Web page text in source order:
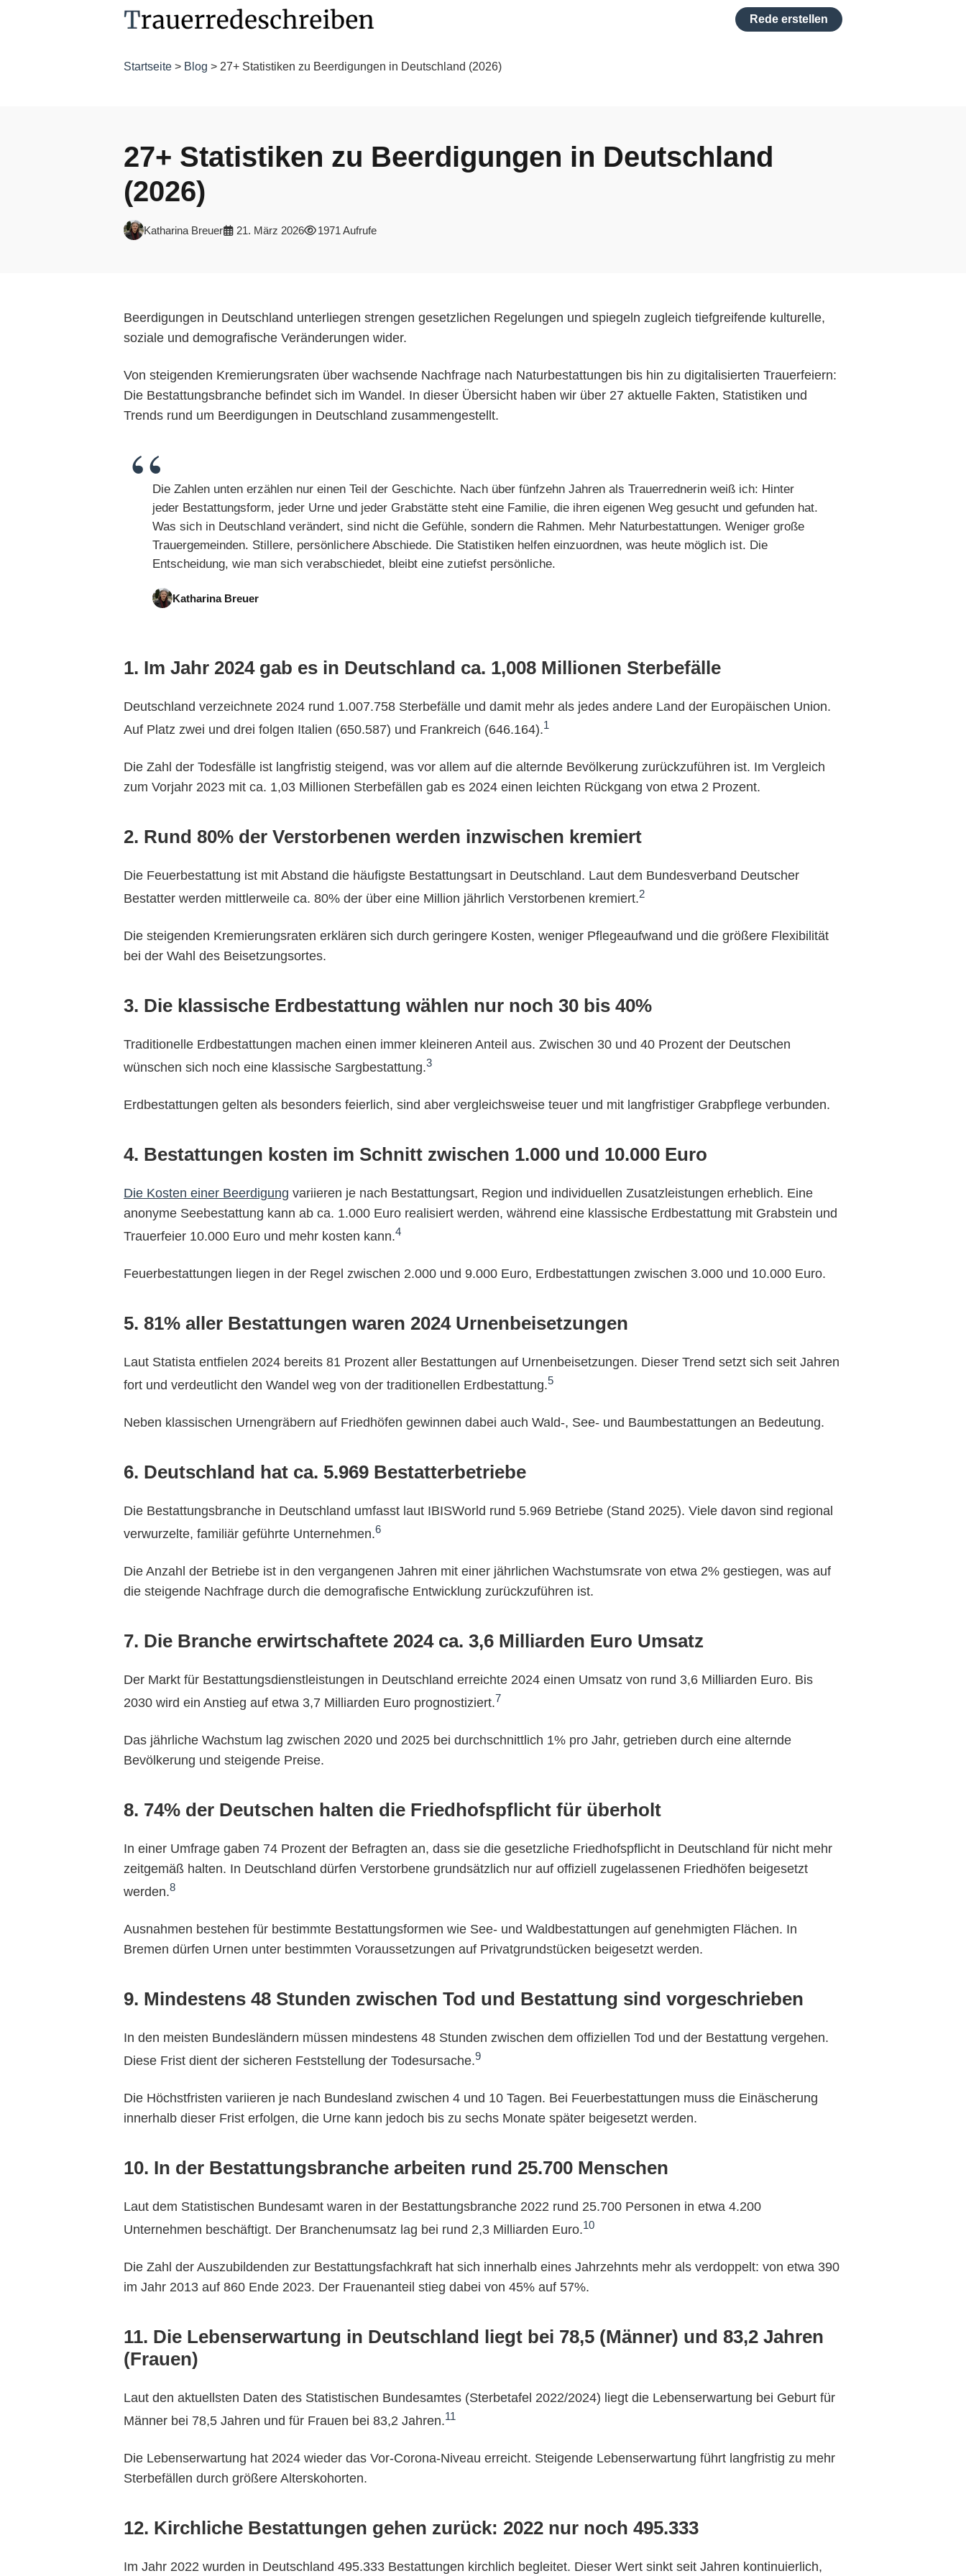
Rede erstellen
Startseite > Blog > 27+ Statistiken zu Beerdigungen in Deutschland (2026)
27+ Statistiken zu Beerdigungen in Deutschland
(2026)
Katharina Breuer 21. März 2026 1971 Aufrufe
Beerdigungen in Deutschland unterliegen strengen gesetzlichen Regelungen und spiegeln zugleich tiefgreifende kulturelle,
soziale und demografische Veränderungen wider.
Von steigenden Kremierungsraten über wachsende Nachfrage nach Naturbestattungen bis hin zu digitalisierten Trauerfeiern:
Die Bestattungsbranche befindet sich im Wandel. In dieser Übersicht haben wir über 27 aktuelle Fakten, Statistiken und
Trends rund um Beerdigungen in Deutschland zusammengestellt.
Die Zahlen unten erzählen nur einen Teil der Geschichte. Nach über fünfzehn Jahren als Trauerrednerin weiß ich: Hinter
jeder Bestattungsform, jeder Urne und jeder Grabstätte steht eine Familie, die ihren eigenen Weg gesucht und gefunden hat.
Was sich in Deutschland verändert, sind nicht die Gefühle, sondern die Rahmen. Mehr Naturbestattungen. Weniger große
Trauergemeinden. Stillere, persönlichere Abschiede. Die Statistiken helfen einzuordnen, was heute möglich ist. Die
Entscheidung, wie man sich verabschiedet, bleibt eine zutiefst persönliche.
Katharina Breuer
1. Im Jahr 2024 gab es in Deutschland ca. 1,008 Millionen Sterbefälle
Deutschland verzeichnete 2024 rund 1.007.758 Sterbefälle und damit mehr als jedes andere Land der Europäischen Union.
Auf Platz zwei und drei folgen Italien (650.587) und Frankreich (646.164).1
Die Zahl der Todesfälle ist langfristig steigend, was vor allem auf die alternde Bevölkerung zurückzuführen ist. Im Vergleich
zum Vorjahr 2023 mit ca. 1,03 Millionen Sterbefällen gab es 2024 einen leichten Rückgang von etwa 2 Prozent.
2. Rund 80% der Verstorbenen werden inzwischen kremiert
Die Feuerbestattung ist mit Abstand die häufigste Bestattungsart in Deutschland. Laut dem Bundesverband Deutscher
Bestatter werden mittlerweile ca. 80% der über eine Million jährlich Verstorbenen kremiert.2
Die steigenden Kremierungsraten erklären sich durch geringere Kosten, weniger Pflegeaufwand und die größere Flexibilität
bei der Wahl des Beisetzungsortes.
3. Die klassische Erdbestattung wählen nur noch 30 bis 40%
Traditionelle Erdbestattungen machen einen immer kleineren Anteil aus. Zwischen 30 und 40 Prozent der Deutschen
wünschen sich noch eine klassische Sargbestattung.3
Erdbestattungen gelten als besonders feierlich, sind aber vergleichsweise teuer und mit langfristiger Grabpflege verbunden.
4. Bestattungen kosten im Schnitt zwischen 1.000 und 10.000 Euro
Die Kosten einer Beerdigung variieren je nach Bestattungsart, Region und individuellen Zusatzleistungen erheblich. Eine
anonyme Seebestattung kann ab ca. 1.000 Euro realisiert werden, während eine klassische Erdbestattung mit Grabstein und
Trauerfeier 10.000 Euro und mehr kosten kann.4
Feuerbestattungen liegen in der Regel zwischen 2.000 und 9.000 Euro, Erdbestattungen zwischen 3.000 und 10.000 Euro.
5. 81% aller Bestattungen waren 2024 Urnenbeisetzungen
Laut Statista entfielen 2024 bereits 81 Prozent aller Bestattungen auf Urnenbeisetzungen. Dieser Trend setzt sich seit Jahren
fort und verdeutlicht den Wandel weg von der traditionellen Erdbestattung.5
Neben klassischen Urnengräbern auf Friedhöfen gewinnen dabei auch Wald-, See- und Baumbestattungen an Bedeutung.
6. Deutschland hat ca. 5.969 Bestatterbetriebe
Die Bestattungsbranche in Deutschland umfasst laut IBISWorld rund 5.969 Betriebe (Stand 2025). Viele davon sind regional
verwurzelte, familiär geführte Unternehmen.6
Die Anzahl der Betriebe ist in den vergangenen Jahren mit einer jährlichen Wachstumsrate von etwa 2% gestiegen, was auf
die steigende Nachfrage durch die demografische Entwicklung zurückzuführen ist.
7. Die Branche erwirtschaftete 2024 ca. 3,6 Milliarden Euro Umsatz
Der Markt für Bestattungsdienstleistungen in Deutschland erreichte 2024 einen Umsatz von rund 3,6 Milliarden Euro. Bis
2030 wird ein Anstieg auf etwa 3,7 Milliarden Euro prognostiziert.7
Das jährliche Wachstum lag zwischen 2020 und 2025 bei durchschnittlich 1% pro Jahr, getrieben durch eine alternde
Bevölkerung und steigende Preise.
8. 74% der Deutschen halten die Friedhofspflicht für überholt
In einer Umfrage gaben 74 Prozent der Befragten an, dass sie die gesetzliche Friedhofspflicht in Deutschland für nicht mehr
zeitgemäß halten. In Deutschland dürfen Verstorbene grundsätzlich nur auf offiziell zugelassenen Friedhöfen beigesetzt
werden.8
Ausnahmen bestehen für bestimmte Bestattungsformen wie See- und Waldbestattungen auf genehmigten Flächen. In
Bremen dürfen Urnen unter bestimmten Voraussetzungen auf Privatgrundstücken beigesetzt werden.
9. Mindestens 48 Stunden zwischen Tod und Bestattung sind vorgeschrieben
In den meisten Bundesländern müssen mindestens 48 Stunden zwischen dem offiziellen Tod und der Bestattung vergehen.
Diese Frist dient der sicheren Feststellung der Todesursache.9
Die Höchstfristen variieren je nach Bundesland zwischen 4 und 10 Tagen. Bei Feuerbestattungen muss die Einäscherung
innerhalb dieser Frist erfolgen, die Urne kann jedoch bis zu sechs Monate später beigesetzt werden.
10. In der Bestattungsbranche arbeiten rund 25.700 Menschen
Laut dem Statistischen Bundesamt waren in der Bestattungsbranche 2022 rund 25.700 Personen in etwa 4.200
Unternehmen beschäftigt. Der Branchenumsatz lag bei rund 2,3 Milliarden Euro.10
Die Zahl der Auszubildenden zur Bestattungsfachkraft hat sich innerhalb eines Jahrzehnts mehr als verdoppelt: von etwa 390
im Jahr 2013 auf 860 Ende 2023. Der Frauenanteil stieg dabei von 45% auf 57%.
11. Die Lebenserwartung in Deutschland liegt bei 78,5 (Männer) und 83,2 Jahren
(Frauen)
Laut den aktuellsten Daten des Statistischen Bundesamtes (Sterbetafel 2022/2024) liegt die Lebenserwartung bei Geburt für
Männer bei 78,5 Jahren und für Frauen bei 83,2 Jahren.11
Die Lebenserwartung hat 2024 wieder das Vor-Corona-Niveau erreicht. Steigende Lebenserwartung führt langfristig zu mehr
Sterbefällen durch größere Alterskohorten.
12. Kirchliche Bestattungen gehen zurück: 2022 nur noch 495.333
Im Jahr 2022 wurden in Deutschland 495.333 Bestattungen kirchlich begleitet. Dieser Wert sinkt seit Jahren kontinuierlich,